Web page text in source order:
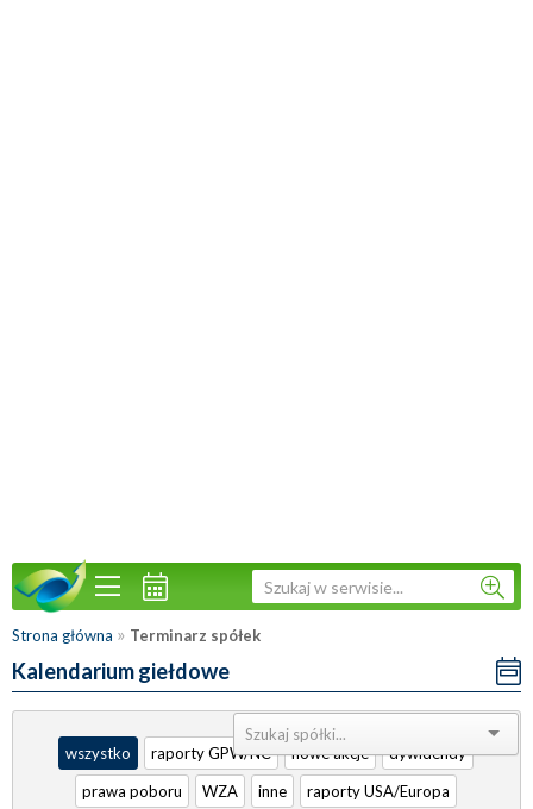
Strona główna » Terminarz spółek
Kalendarium giełdowe
Sortuj:
wszystko
raporty GPW/NC nowe akcje
dywidendy
prawa poboru
WZA inne raporty USA/Europa